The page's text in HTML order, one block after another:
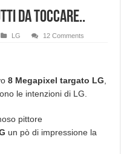
da toccare..
LG 12 Comments
8 Megapixel targato LG
le intenzioni di LG.
pittore
un pò di impressione la